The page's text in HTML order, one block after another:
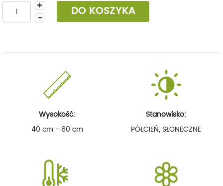
DO KOSZYKA
Wysokość:
40 cm - 60 cm
Stanowisko:
PÓŁCIEŃ, SŁONECZNE